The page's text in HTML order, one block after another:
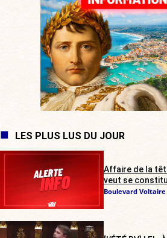
LES PLUS LUS DU JOUR
Affaire de la
veut se
Boulevard Voltaire